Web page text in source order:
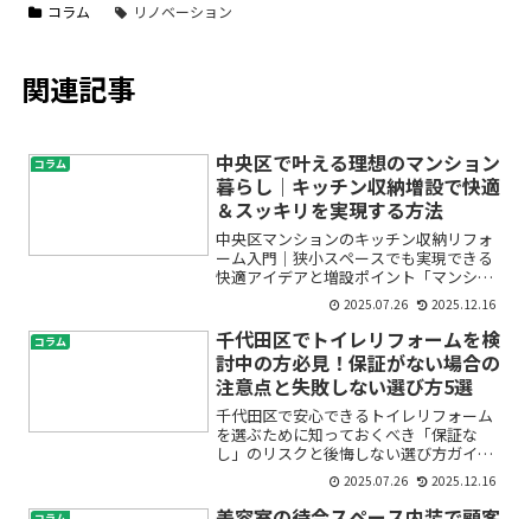
コラム リノベーション
関連記事
コラム
中央区で叶える理想のマンション
暮らし｜キッチン収納増設で快適
＆スッキリを実現する方法
中央区マンションのキッチン収納リフォ
ーム入門｜狭小スペースでも実現できる
快適アイデアと増設ポイント「マンショ
ンのキッチンが狭くて物が片付かない」
「毎日使う場所なのに、どこに何をしま
ったかわからなくなる」「収納を増やし
たいけれど、どうしたらい...
2025.07.26 2025.12.16
コラム
千代田区でトイレリフォームを検
討中の方必見！保証がない場合の
注意点と失敗しない選び方5選
千代田区で安心できるトイレリフォーム
を選ぶために知っておくべき「保証な
し」のリスクと後悔しない選び方ガイド
トイレリフォームを検討しているけれ
ど、「保証がない業者だとトラブルが起
きた時にどうしたらいいの？」「アフタ
2025.07.26 2025.12.16